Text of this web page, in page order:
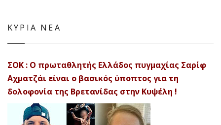
ΚΥΡΙΑ ΝΕΑ
ΣΟΚ : Ο πρωταθλητής Ελλάδος πυγμαχίας Σαρίφ
Αχματζάι είναι ο βασικός ύποπτος για τη
δολοφονία της Βρετανίδας στην Κυψέλη !